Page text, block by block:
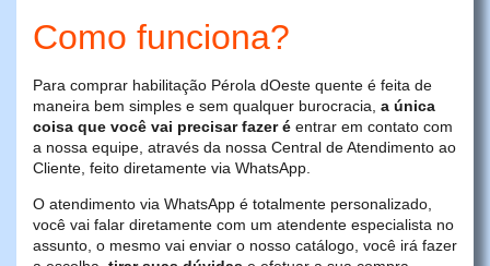
Como funciona?
Para comprar habilitação Pérola dOeste quente é feita de
maneira bem simples e sem qualquer burocracia, a única
coisa que você vai precisar fazer é entrar em contato com
a nossa equipe, através da nossa Central de Atendimento ao
Cliente, feito diretamente via WhatsApp.
O atendimento via WhatsApp é totalmente personalizado,
você vai falar diretamente com um atendente especialista no
assunto, o mesmo vai enviar o nosso catálogo, você irá fazer